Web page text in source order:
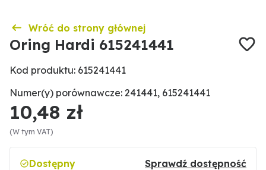
Wróć do strony głównej
Oring Hardi 615241441
Kod produktu: 615241441
Numer(y) porównawcze: 241441, 615241441
10,48 zł
(W tym VAT)
Dostępny Sprawdź dostępność